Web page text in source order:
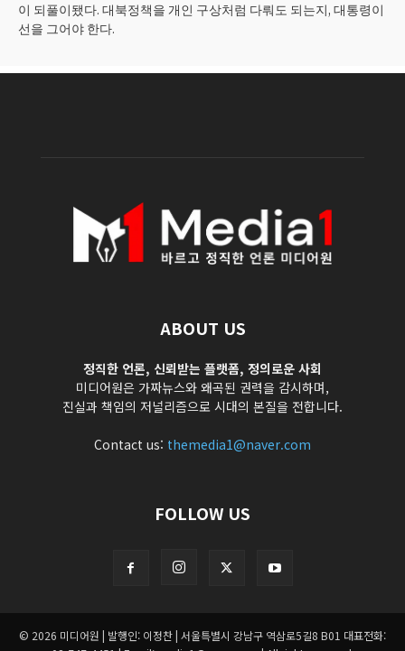
이 되풀이됐다. 대북정책을 개인 구상처럼 다뤄도 되는지, 대통령이
선을 그어야 한다.
ABOUT US
정직한 언론, 신뢰받는 플랫폼, 정의로운 사회
미디어원은 가짜뉴스와 왜곡된 권력을 감시하며,
진실과 책임의 저널리즘으로 시대의 본질을 전합니다.
Contact us: themedia1@naver.com
FOLLOW US
© 2026 미디어원 | 발행인: 이정찬 | 서울특별시 강남구 역삼로5길8 B01 대표전화: